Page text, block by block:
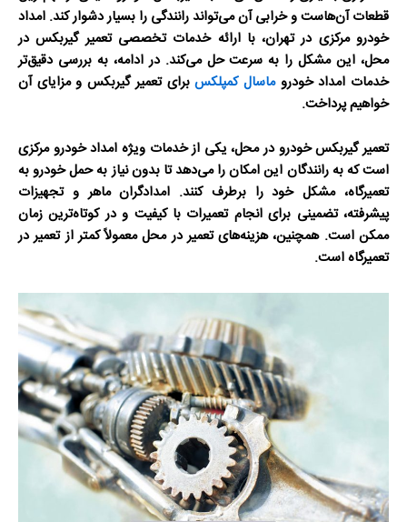
قطعات آن‌هاست و خرابی آن می‌تواند رانندگی را بسیار دشوار کند. امداد
خودرو مرکزی در تهران، با ارائه خدمات تخصصی تعمیر گیربکس در
محل، این مشکل را به سرعت حل می‌کند. در ادامه، به بررسی دقیق‌تر
خدمات امداد خودروماسال کمپلکسبرای تعمیر گیربکس و مزایای آن
خواهیم پرداخت.
تعمیر گیربکس خودرو در محل، یکی از خدمات ویژه امداد خودرو مرکزی
است که به رانندگان این امکان را می‌دهد تا بدون نیاز به حمل خودرو به
تعمیرگاه، مشکل خود را برطرف کنند. امدادگران ماهر و تجهیزات
پیشرفته، تضمینی برای انجام تعمیرات با کیفیت و در کوتاه‌ترین زمان
ممکن است. همچنین، هزینه‌های تعمیر در محل معمولاً کمتر از تعمیر در
تعمیرگاه است.